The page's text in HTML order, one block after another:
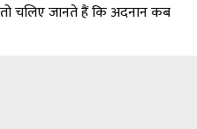
चलिए जानते हैं कि अदनान कब